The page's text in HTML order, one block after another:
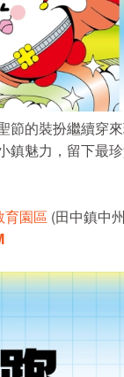
節的裝扮繼續穿
魅力，留下最
育園區 (田中鎮中